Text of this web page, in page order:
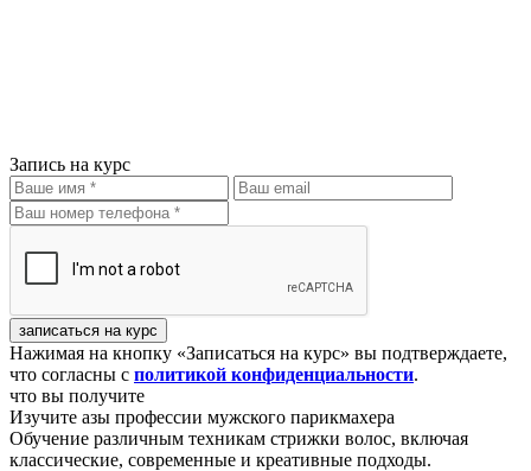
Запись на курс
записаться на курс
Нажимая на кнопку «Записаться на курс» вы подтверждаете,
что согласны с политикой конфиденциальности.
что вы получите
Изучите азы профессии мужского парикмахера
Обучение различным техникам стрижки волос, включая
классические, современные и креативные подходы.